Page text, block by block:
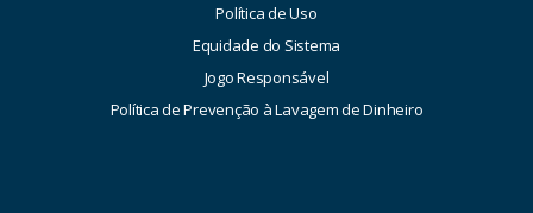
Política de Uso
Equidade do Sistema
Jogo Responsável
Política de Prevenção à Lavagem de Dinheiro